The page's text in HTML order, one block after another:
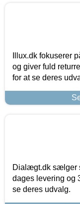
Illux.dk fokuserer
og giver fuld
for at se deres
Dialægt.dk sælger
dages levering og
se deres udvalg.